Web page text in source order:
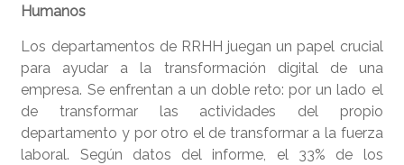
Humanos
Los departamentos de RRHH juegan un papel crucial
para ayudar a la transformación digital de una
empresa. Se enfrentan a un doble reto: por un lado el
de transformar las actividades del propio
departamento y por otro el de transformar a la fuerza
laboral. Según datos del informe, el 33% de los